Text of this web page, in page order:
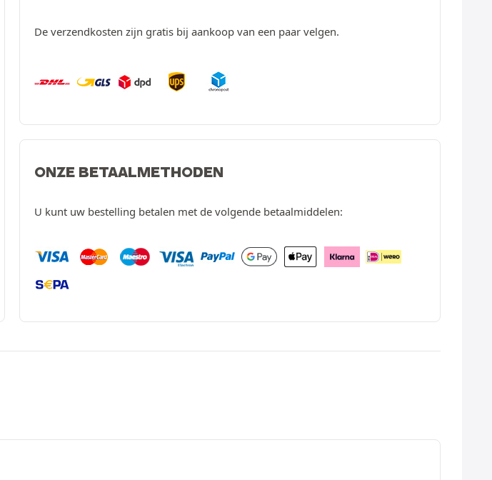
De verzendkosten zijn gratis bij aankoop van een paar velgen.
ONZE BETAALMETHODEN
U kunt uw bestelling betalen met de volgende betaalmiddelen: